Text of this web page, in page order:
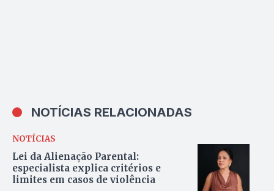
NOTÍCIAS RELACIONADAS
NOTÍCIAS
Lei da Alienação Parental:
especialista explica critérios e
limites em casos de violência